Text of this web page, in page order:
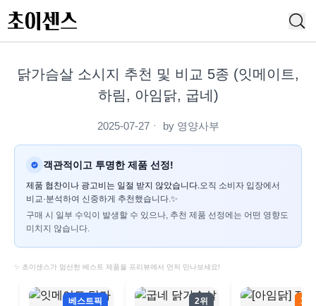
닭가슴살 소시지 추천 및 비교 5종 (잇메이트,
하림, 아임닭, 굽네)
2025-07-27ㆍ by 영양사부
객관적이고 투명한 제품 선정!
제품 협찬이나 광고비는 일절 받지 않았습니다.오직 소비자 입장에서
비교·분석하여 신중하게 추천했습니다.✨
구매 시 일부 수익이 발생할 수 있으나, 추천 제품 선정에는 어떤 영향도
미치지 않습니다.
✨ 초이센스가 엄선한 베스트 제품을 프리뷰에서 먼저 만나보세요!
베스트픽 2위 3위